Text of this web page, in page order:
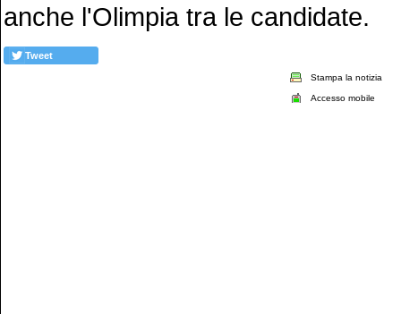
anche l'Olimpia tra le candidate.
Tweet
Stampa la notizia
Accesso mobile